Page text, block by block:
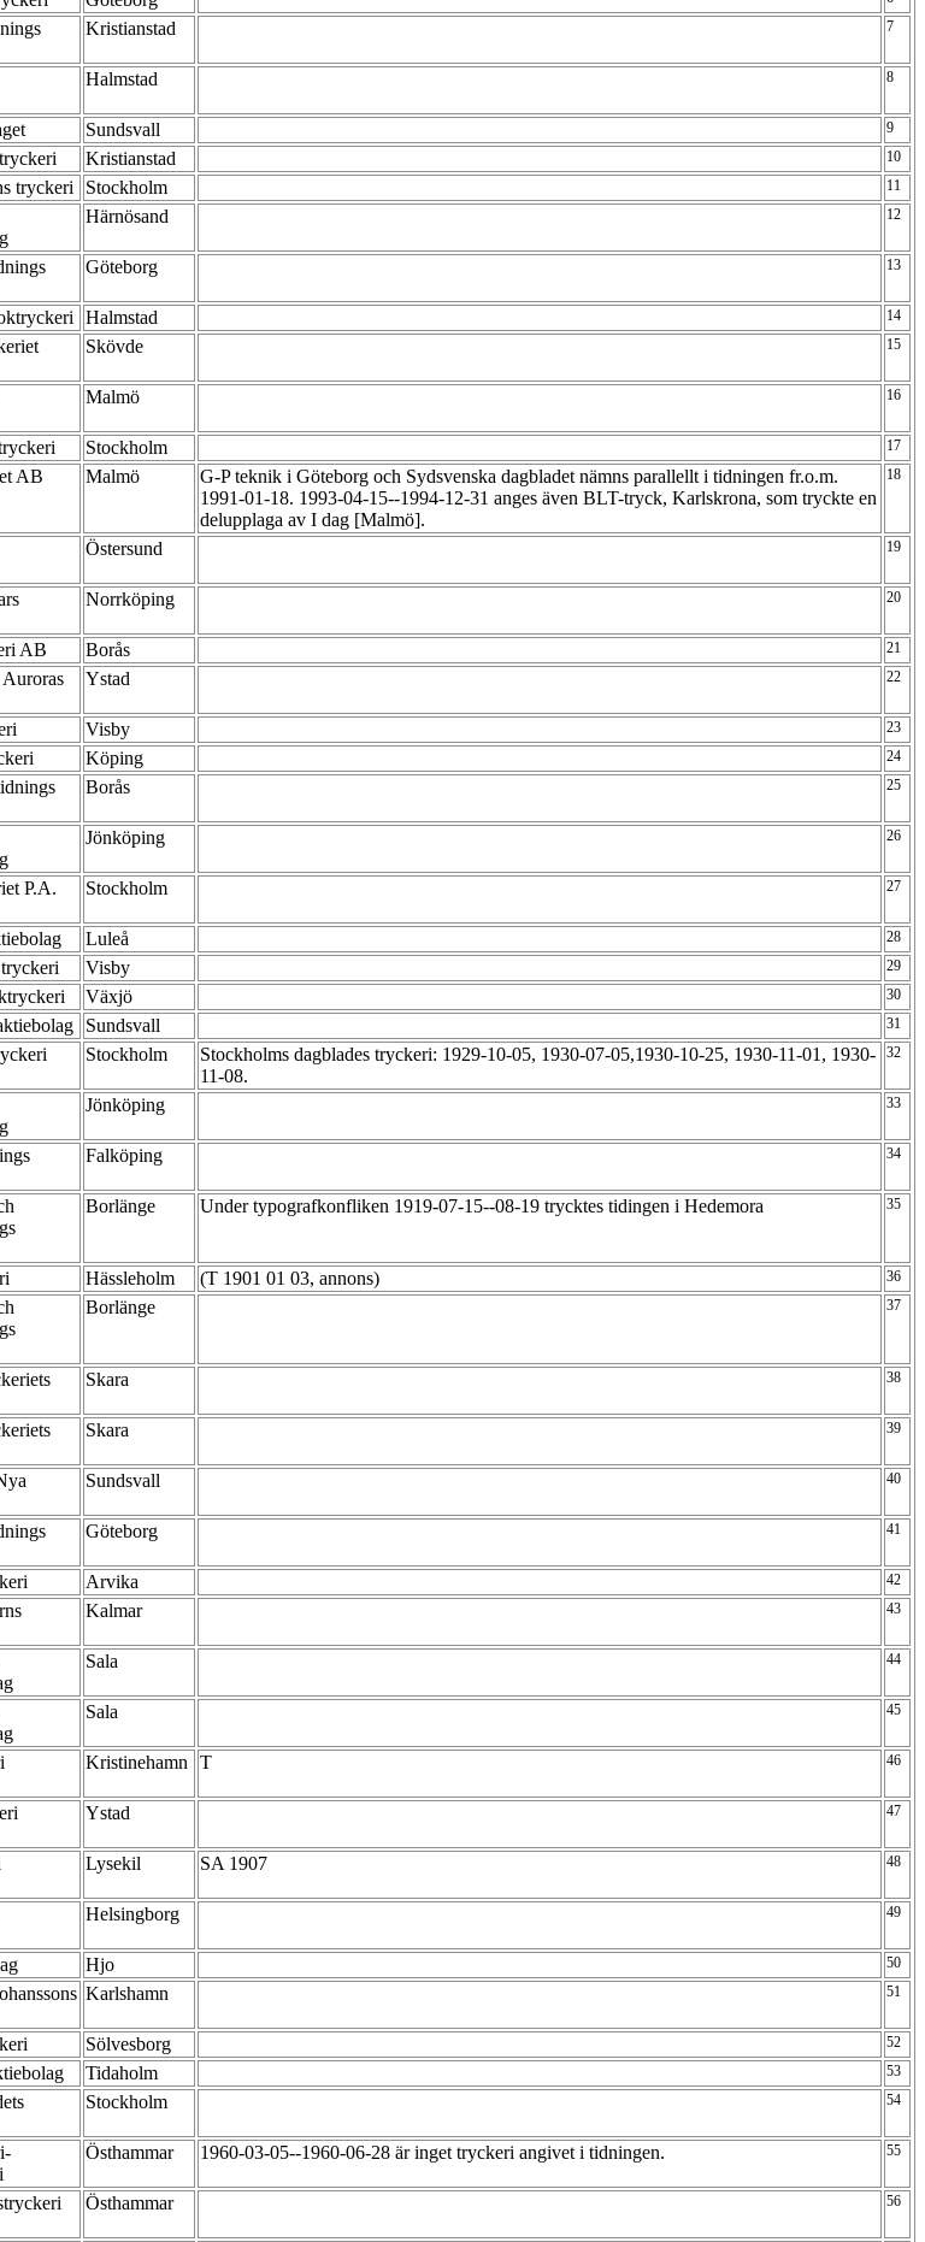
Kristianstad 7
Halmstad 8
Sundsvall 9
Kristianstad 10
tryckeri Stockholm 11
Härnösand 12
Göteborg 13
Halmstad 14
Skövde 15
Malmö 16
Stockholm 17
AB Malmö
G-P teknik i Göteborg och Sydsvenska dagbladet nämns parallellt i tidningen fr.o.m.
1991-01-18. 1993-04-15--1994-12-31 anges även BLT-tryck, Karlskrona, som tryckte en
delupplaga av I dag [Malmö].
18
Östersund 19
Norrköping 20
AB Borås 21
Ystad 22
Visby 23
Köping 24
Borås 25
Jönköping 26
P.A.
Stockholm 27
Luleå 28
Visby 29
Växjö 30
Sundsvall 31
Stockholm
Stockholms dagblades tryckeri: 1929-10-05, 1930-07-05,1930-10-25, 1930-11-01, 1930-
11-08.
32
Jönköping 33
Falköping 34
Borlänge Under typografkonfliken 1919-07-15--08-19 trycktes tidingen i Hedemora 35
Hässleholm (T 1901 01 03, annons) 36
Borlänge 37
Skara 38
Skara 39
Sundsvall 40
Göteborg 41
Arvika 42
Kalmar 43
Sala 44
Sala 45
Kristinehamn T 46
Ystad 47
Lysekil SA 1907 48
Helsingborg 49
Hjo 50
Karlshamn 51
Sölvesborg 52
Tidaholm 53
Stockholm 54
Östhammar 1960-03-05--1960-06-28 är inget tryckeri angivet i tidningen. 55
Östhammar 56